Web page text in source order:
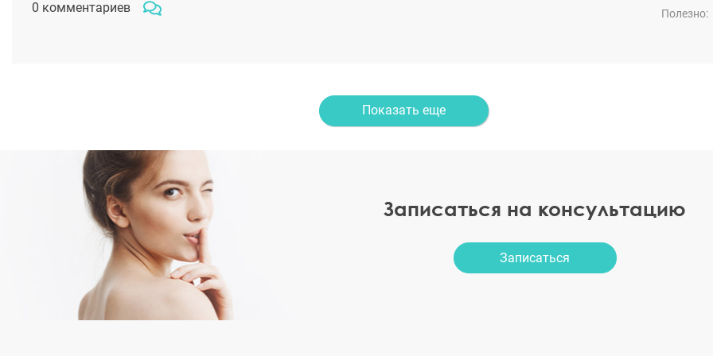
0 комментариев Полезно:
Показать еще
Записаться на консультацию
Записаться